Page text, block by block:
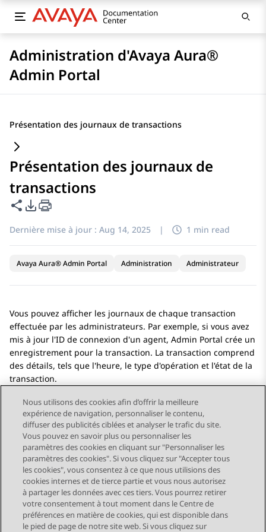
Administration d'Avaya Aura®
Admin Portal
Présentation des journaux de transactions
Présentation des journaux de
transactions
Partager cette page
Options d'exportation PDF
Dernière mise à jour : Aug 14, 2025 | 1 min read
Avaya Aura® Admin Portal Administration Administrateur
Vous pouvez afficher les journaux de chaque transaction
effectuée par les administrateurs. Par exemple, si vous avez
mis à jour l'ID de connexion d'un agent, Admin Portal crée un
enregistrement pour la transaction. La transaction comprend
des détails, tels que l'heure, le type d'opération et l'état de la
transaction.
Send Feedback
Navigation par sujet
Sujet précédent Sujet suivant
Nous utilisons des cookies afin d’offrir la meilleure
expérience de navigation, personnaliser le contenu,
diffuser des publicités ciblées et analyser le trafic du site.
Vous pouvez en savoir plus ou personnaliser les
paramètres des cookies en cliquant sur "Personnaliser les
paramètres des cookies". Si vous cliquez sur "Accepter tous
les cookies", vous consentez à ce que nous utilisions des
cookies internes et de tierce partie et vous nous autorisez
à partager les données avec ces tiers. Vous pourrez retirer
votre consentement à tout moment dans le Centre de
préférences en matière de cookies, qui est disponible dans
le pied de page de notre site web. Si vous cliquez sur